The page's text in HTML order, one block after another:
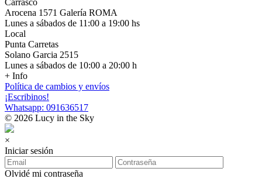
Carrasco
Arocena 1571 Galería ROMA
Lunes a sábados de 11:00 a 19:00 hs
Local
Punta Carretas
Solano Garcia 2515
Lunes a sábados de 10:00 a 20:00 h
+ Info
Política de cambios y envíos
¡Escribinos!
Whatsapp: 091636517
© 2026 Lucy in the Sky
×
Iniciar sesión
Olvidé mi contraseña